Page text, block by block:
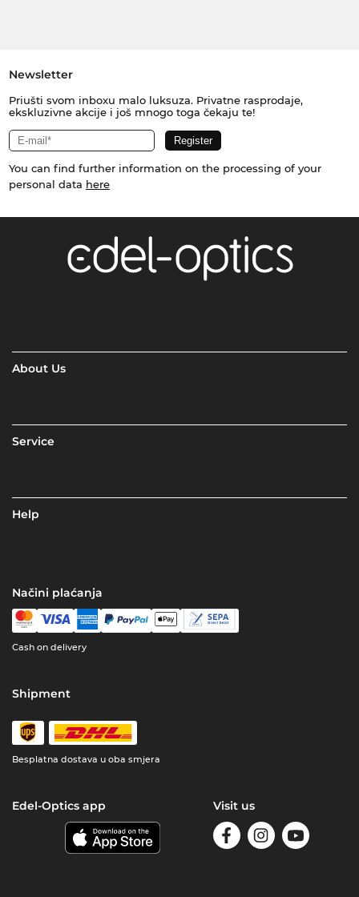
Newsletter
Priušti svom inboxu malo luksuza. Privatne rasprodaje,
ekskluzivne akcije i još mnogo toga čekaju te!
You can find further information on the processing of your
personal data here
About Us
Service
Help
Načini plaćanja
Cash on delivery
Shipment
Besplatna dostava u oba smjera
Edel-Optics app Visit us